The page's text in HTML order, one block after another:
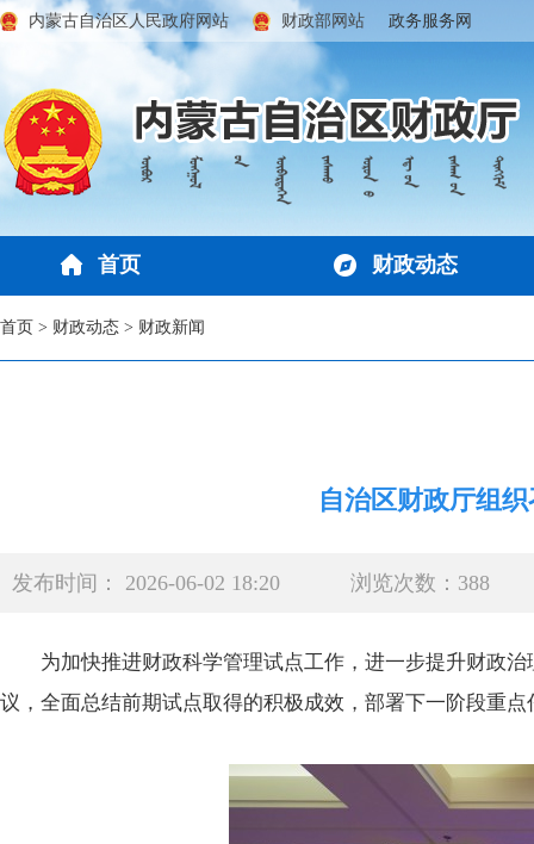
内蒙古自治区人民政府网站 财政部网站 政务服务网
首页 财政动态
首页 > 财政动态 > 财政新闻
自治区财政厅组
发布时间： 2026-06-02 18:20 浏览次数：388
为加快推进财政科学管理试点工作，进一步提升财政
议，全面总结前期试点取得的积极成效，部署下一阶段重